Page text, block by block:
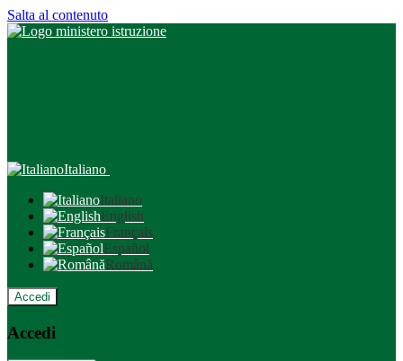
Salta al contenuto
Italiano
Italiano
English
Français
Español
Română
Accedi
Accedi